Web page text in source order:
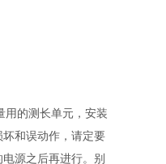
用的测长单元，安装
和误动作，请定要
源之后再进行。别